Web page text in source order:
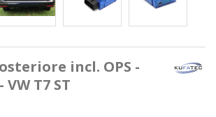
incl. OPS -
T7 ST